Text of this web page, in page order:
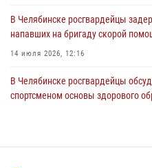
В Челябинске росгвардейцы
напавших на бригаду скорой
14 июля 2026, 12:16
В Челябинске росгвардейцы
спортсменом основы здорового